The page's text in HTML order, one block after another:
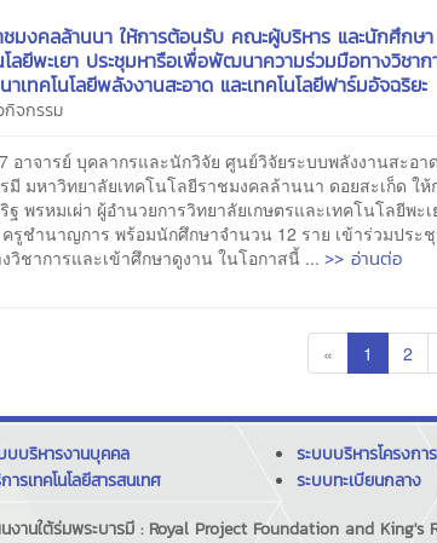
ชมงคลล้านนา ให้การต้อนรับ คณะผู้บริหาร และนักศึกษา
โลยีพะเยา ประชุมหารือเพื่อพัฒนาความร่วมมือทางวิชาก
ทคโนโลยีพลังงานสะอาด และเทคโนโลยีฟาร์มอัจฉริยะ
กิจกรรม
าจารย์ บุคลากรและนักวิจัย ศูนย์วิจัยระบบพลังงานสะอา
มหาวิทยาลัยเทคโนโลยีราชมงคลล้านนา ดอยสะเก็ด ให้
พรหมเผ่า ผู้อำนวยการวิทยาลัยเกษตรและเทคโนโลยีพะเ
รูชำนาญการ พร้อมนักศึกษาจำนวน 12 ราย เข้าร่วมประ
วิชาการและเข้าศึกษาดูงาน ในโอกาสนี้ ...>> อ่านต่อ
« 1 2
บบริหารงานบุคคล
ารเทคโนโลยีสารสนเทศ
ระบบบริหารโครงกา
ระบบทะเบียนกลาง
งานใต้ร่มพระบารมี : Royal Project Foundation and